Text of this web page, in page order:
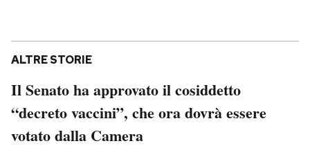
ALTRE STORIE
Il Senato ha approvato il cosiddetto
“decreto vaccini”, che ora dovrà essere
votato dalla Camera